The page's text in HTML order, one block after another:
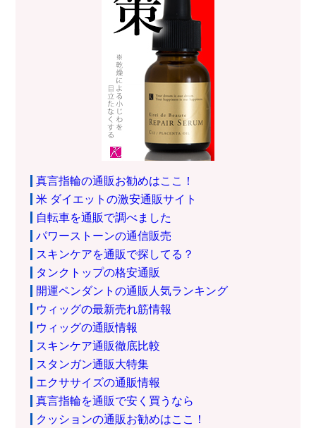
真言指輪の通販お勧めはここ！
米 ダイエットの激安通販サイト
自転車を通販で調べました
パワーストーンの通信販売
スキンケアを通販で探してる？
タンクトップの格安通販
開運ペンダントの通販人気ランキング
ウィッグの最新売れ筋情報
ウィッグの通販情報
スキンケア通販徹底比較
スタンガン通販大特集
エクササイズの通販情報
真言指輪を通販で安く買うなら
クッションの通販お勧めはここ！